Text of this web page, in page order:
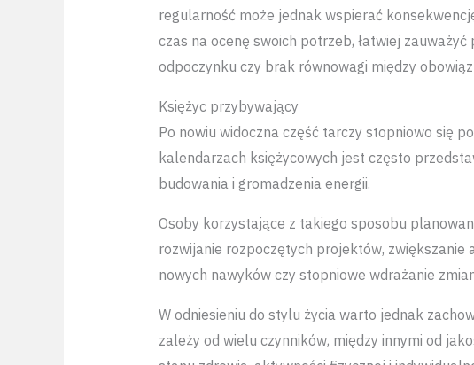
regularność może jednak wspierać
czas na ocenę swoich potrzeb, łatwiej zauważyć
odpoczynku czy brak równowagi między
Księżyc przybywający
Po nowiu widoczna część tarczy stopniowo się
kalendarzach księżycowych jest często
budowania i gromadzenia energii.
Osoby korzystające z takiego sposobu
rozwijanie rozpoczętych projektów, zwiększanie
nowych nawyków czy stopniowe wdrażanie
W odniesieniu do stylu życia warto jednak
zależy od wielu czynników, między innymi od